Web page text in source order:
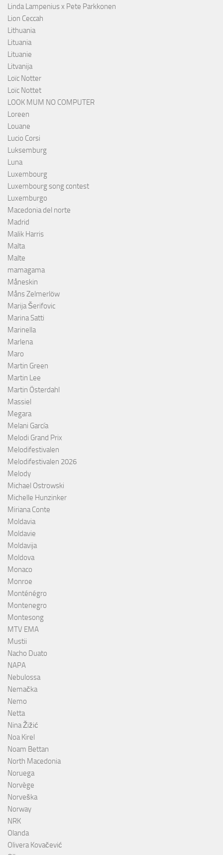
Linda Lampenius x Pete Parkkonen
Lion Ceccah
Lithuania
Lituania
Lituanie
Litvanija
Loïc Notter
Loïc Nottet
LOOK MUM NO COMPUTER
Loreen
Louane
Lucio Corsi
Luksemburg
Luna
Luxembourg
Luxembourg song contest
Luxemburgo
Macedonia del norte
Madrid
Malik Harris
Malta
Malte
mamagama
Måneskin
Måns Zelmerlöw
Marija Šerifovic
Marina Satti
Marinella
Marlena
Maro
Martin Green
Martin Lee
Martin Österdahl
Massiel
Megara
Melani García
Melodi Grand Prix
Melodifestivalen
Melodifestivalen 2026
Melody
Michael Ostrowski
Michelle Hunzinker
Miriana Conte
Moldavia
Moldavie
Moldavija
Moldova
Monaco
Monroe
Monténégro
Montenegro
Montesong
MTV EMA
Mustii
Nacho Duato
NAPA
Nebulossa
Nemačka
Nemo
Netta
Nina Žižić
Noa Kirel
Noam Bettan
North Macedonia
Noruega
Norvège
Norveška
Norway
NRK
Olanda
Olivera Kovačević